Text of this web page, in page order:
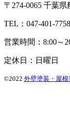
〒274-0065 千葉
TEL：047-401-7758
営業時間：8:00～
定休日：日曜日
©2022 外壁塗装・屋